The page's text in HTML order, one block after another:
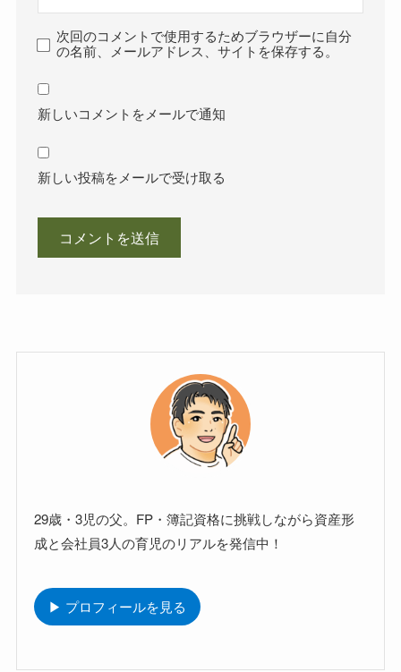
次回のコメントで使用するためブラウザーに自分
の名前、メールアドレス、サイトを保存する。
新しいコメントをメールで通知
新しい投稿をメールで受け取る
29歳・3児の父。FP・簿記資格に挑戦しながら資産形
成と会社員3人の育児のリアルを発信中！
▶ プロフィールを見る